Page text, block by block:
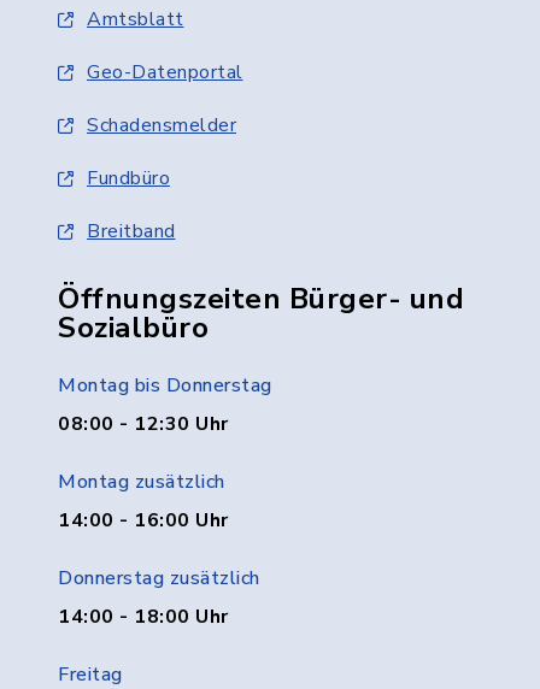
Amtsblatt
Geo-Datenportal
Schadensmelder
Fundbüro
Breitband
Öffnungszeiten Bürger- und
Sozialbüro
Montag bis Donnerstag
08:00 - 12:30 Uhr
Montag zusätzlich
14:00 - 16:00 Uhr
Donnerstag zusätzlich
14:00 - 18:00 Uhr
Freitag